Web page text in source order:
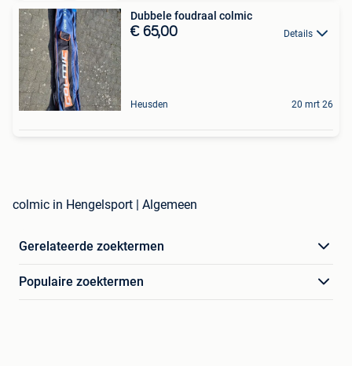
Dubbele foudraal colmic
€ 65,00 Details
Heusden 20 mrt 26
colmic in Hengelsport | Algemeen
Gerelateerde zoektermen
Populaire zoektermen